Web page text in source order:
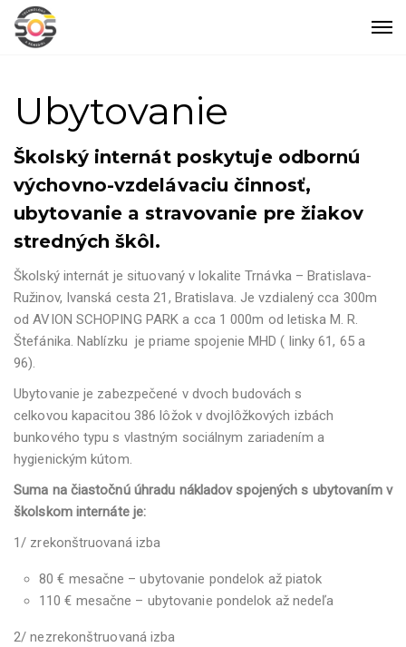
Ubytovanie
Školský internát poskytuje odbornú
výchovno-vzdelávaciu činnosť,
ubytovanie a stravovanie pre žiakov
stredných škôl.
Školský internát je situovaný v lokalite Trnávka – Bratislava-
Ružinov, Ivanská cesta 21, Bratislava. Je vzdialený cca 300m
od AVION SCHOPING PARK a cca 1 000m od letiska M. R.
Štefánika. Nablízku je priame spojenie MHD ( linky 61, 65 a
96).
Ubytovanie je zabezpečené v dvoch budovách s
celkovou kapacitou 386 lôžok v dvojlôžkových izbách
bunkového typu s vlastným sociálnym zariadením a
hygienickým kútom.
Suma na čiastočnú úhradu nákladov spojených s ubytovaním v
školskom internáte je:
1/ zrekonštruovaná izba
80 € mesačne – ubytovanie pondelok až piatok
110 € mesačne – ubytovanie pondelok až nedeľa
2/ nezrekonštruovaná izba